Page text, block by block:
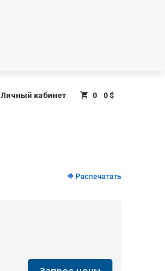
Личный кабинет 0 0 $
Распечатать